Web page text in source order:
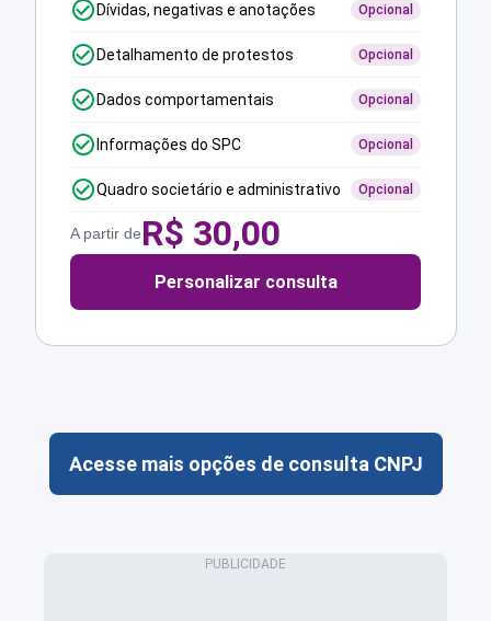
Dívidas, negativas e anotações Opcional
Detalhamento de protestos Opcional
Dados comportamentais Opcional
Informações do SPC Opcional
Quadro societário e administrativo Opcional
A partir deR$ 30,00
Personalizar consulta
Acesse mais opções de consulta CNPJ